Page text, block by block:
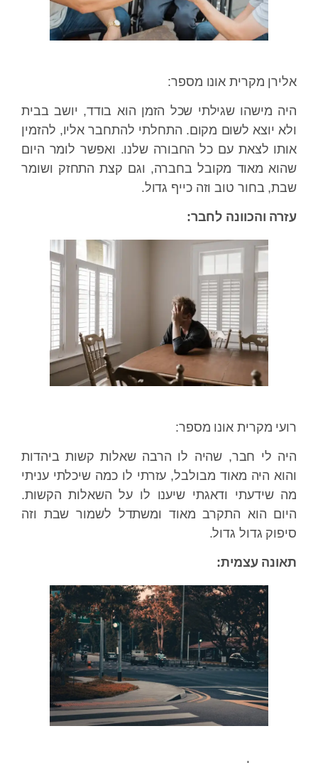
אלירן מקרית אונו מספר:
היה מישהו שגילתי שכל הזמן הוא בודד, יושב בבית
ולא יוצא לשום מקום. התחלתי להתחבר אליו, להזמין
אותו לצאת עם כל החבורה שלנו. ואפשר לומר היום
שהוא מאוד מקובל בחברה, וגם קצת התחזק ושומר
שבת, בחור טוב וזה כייף גדול.
עזרה והכוונה לחבר:
רועי מקרית אונו מספר:
היה לי חבר, שהיה לו הרבה שאלות קשות ביהדות
והוא היה מאוד מבולבל, עזרתי לו כמה שיכלתי עניתי
מה שידעתי ודאגתי שיענו לו על השאלות הקשות.
היום הוא התקרב מאוד ומשתדל לשמור שבת וזה
סיפוק גדול גדול.
תאונה עצמית: